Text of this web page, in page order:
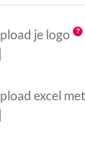
je logo
excel